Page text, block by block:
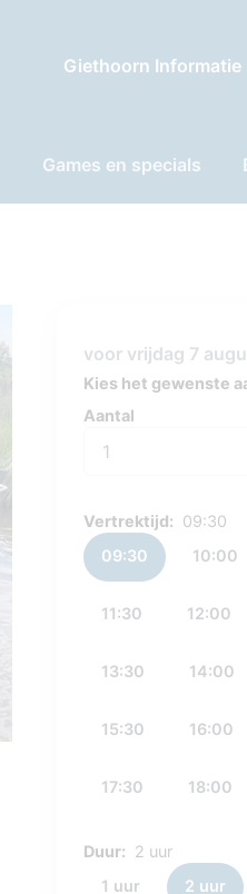
Giethoorn Informatie
Games en specials
voor vrijdag 7
Kies het gewenste
Aantal
Vertrektijd: 09:30
09:30
10:00
11:30 12:00
13:30 14:00
15:30 16:00
17:30 18:00
Duur: 2 uur
1 uur
2 uur